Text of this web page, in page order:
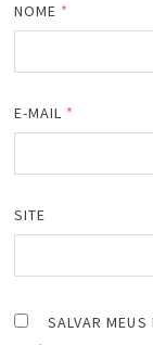
NOME *
E-MAIL *
SITE
SALVAR